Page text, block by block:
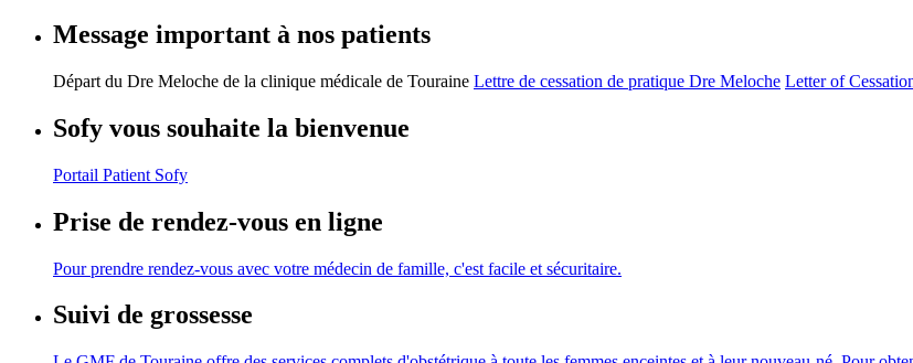
Message important à nos patients
Départ du Dre Meloche de la clinique médicale de Touraine Lettre de cessation de pratique Dre Meloche Letter of
Sofy vous souhaite la bienvenue
Portail Patient Sofy
Prise de rendez-vous en ligne
Pour prendre rendez-vous avec votre médecin de famille, c'est facile et sécuritaire.
Suivi de grossesse